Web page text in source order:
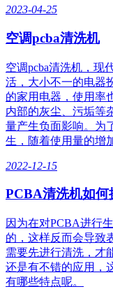
2023-04-25
空调pcba清洗机
空调pcba清洗机，现
活，大小不一的电器
的家用电器，使用率
内部的灰尘、污垢等
量产生负面影响。为
生，随着使用量的增
2022-12-15
PCBA清洗机如何
因为在对PCBA进行
的，这样反而会导致
需要先进行清洗，才
还是有不错的应用，
有哪些特点呢。